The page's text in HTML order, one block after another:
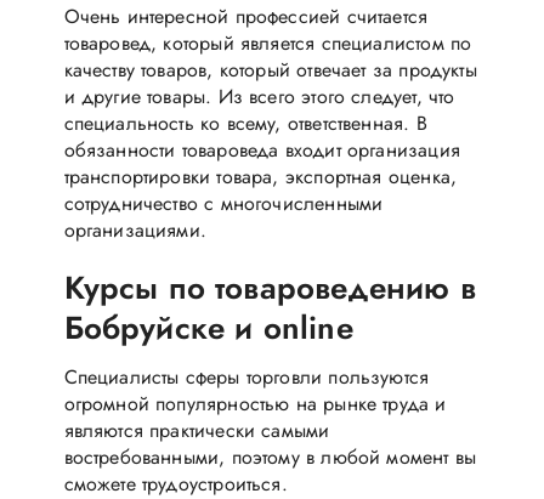
Очень интересной профессией считается
товаровед, который является специалистом по
качеству товаров, который отвечает за продукты
и другие товары. Из всего этого следует, что
специальность ко всему, ответственная. В
обязанности товароведа входит организация
транспортировки товара, экспортная оценка,
сотрудничество с многочисленными
организациями.
Курсы по товароведению в
Бобруйске и online
Специалисты сферы торговли пользуются
огромной популярностью на рынке труда и
являются практически самыми
востребованными, поэтому в любой момент вы
сможете трудоустроиться.